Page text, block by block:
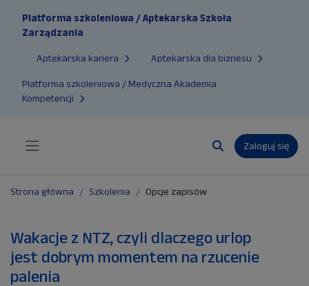
Platforma szkoleniowa / Aptekarska Szkoła
Zarządzania
Aptekarska kariera Aptekarska dla biznesu
Platforma szkoleniowa / Medyczna Akademia
Kompetencji
Przełącznik
Zaloguj się
Strona główna Szkolenia Opcje zapisów
Wakacje z NTZ, czyli dlaczego urlop
jest dobrym momentem na rzucenie
palenia